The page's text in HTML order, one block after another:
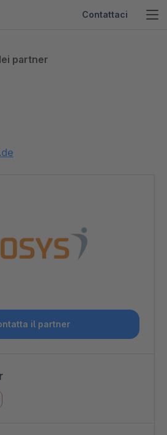
Contattaci
partner
il partner